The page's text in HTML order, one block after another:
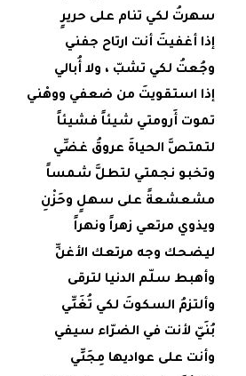
سهرتُ لكي تنام على حريرٍ
إذا أغفيتَ أنت ارتاح جفني
وجُعتُ لكي تشبّ ، ولا أُبالي
إذا استقويتَ من ضعفي ووهْني
تموت أَرومتي شيئاً فشيئاً
لتمتصَّ الحياةَ عروقُ غضِّي
وتخبو نجمتي لتطلَّ شمساً
مشعشعةً على سهلٍ وحَزْنِ
ويذوي مرتعي زهراً ونهراً
ليضحك وجه مرتعك الأغنِّ
وأهبط سلّم الدنيا لترقى
وألتزمُ السكوتَ لكي تُغَنِّي
بُنَيّ لأنت في الضرّاء سيفي
وأنت على عواديها مِجَنِّي